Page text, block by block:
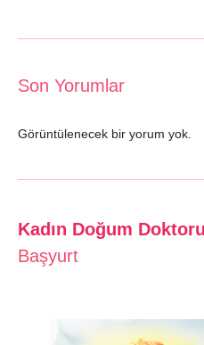
Son Yorumlar
Görüntülenecek bir yorum yok.
Kadın Doğum Doktoru
Başyurt